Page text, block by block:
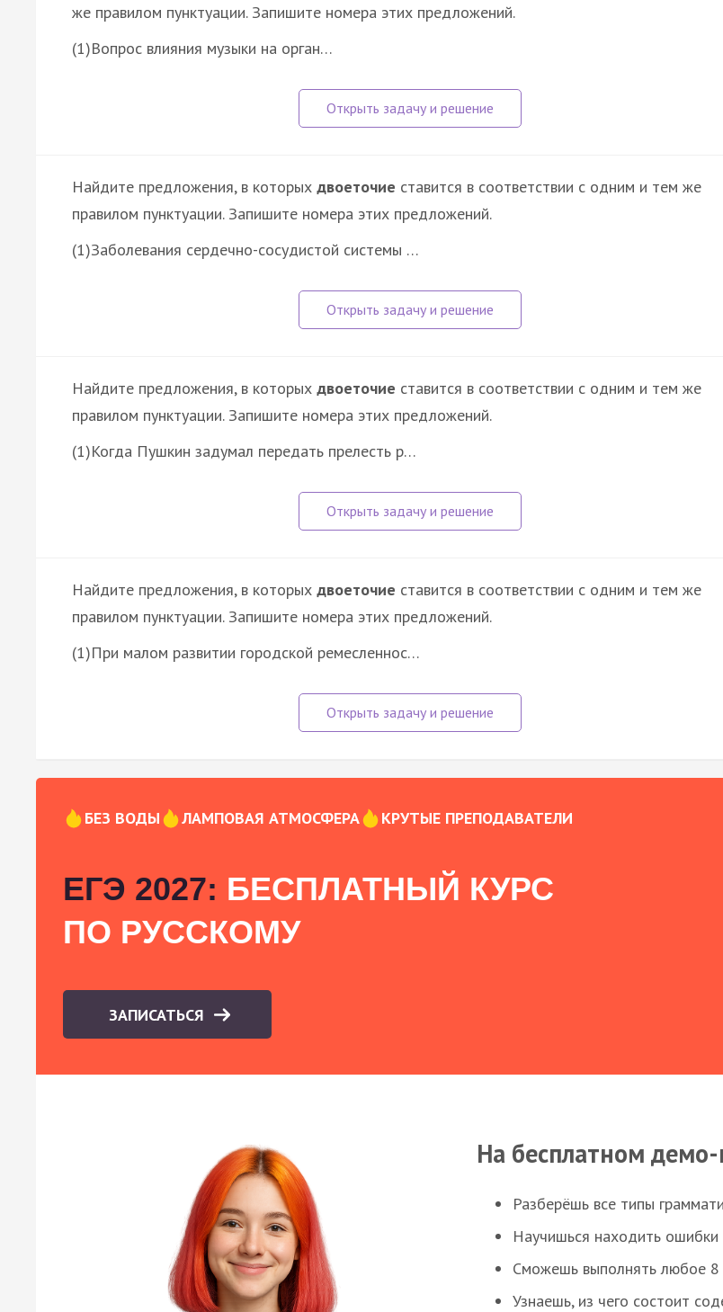
же правилом пунктуации. Запишите номера этих предложений.
(1)Вопрос влияния музыки на орган…
Найдите предложения, в которых двоеточие ставится в соответствии с одним и тем же
правилом пунктуации. Запишите номера этих предложений.
(1)Заболевания сердечно-сосудистой системы …
Найдите предложения, в которых двоеточие ставится в соответствии с одним и тем же
правилом пунктуации. Запишите номера этих предложений.
(1)Когда Пушкин задумал передать прелесть р…
Найдите предложения, в которых двоеточие ставится в соответствии с одним и тем же
правилом пунктуации. Запишите номера этих предложений.
(1)При малом развитии городской ремесленнос…
БЕЗ ВОДЫ ЛАМПОВАЯ АТМОСФЕРА КРУТЫЕ ПРЕПОДАВАТЕЛИ
ЕГЭ 2027: БЕСПЛАТНЫЙ КУРС
ПО РУССКОМУ
ЗАПИСАТЬСЯ
На бесплатном
Разберёшь все типы
Научишься находить
Сможешь выполнять любое 8
Узнаешь, из чего состоит